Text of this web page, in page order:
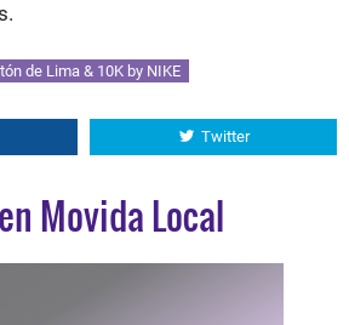
de Lima & 10K by NIKE
Twitter
Movida Local